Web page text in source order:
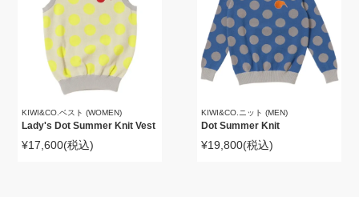
KIWI&CO.ベスト (WOMEN)
Lady's Dot Summer Knit Vest
¥17,600(税込)
KIWI&CO.ニット (MEN)
Dot Summer Knit
¥19,800(税込)